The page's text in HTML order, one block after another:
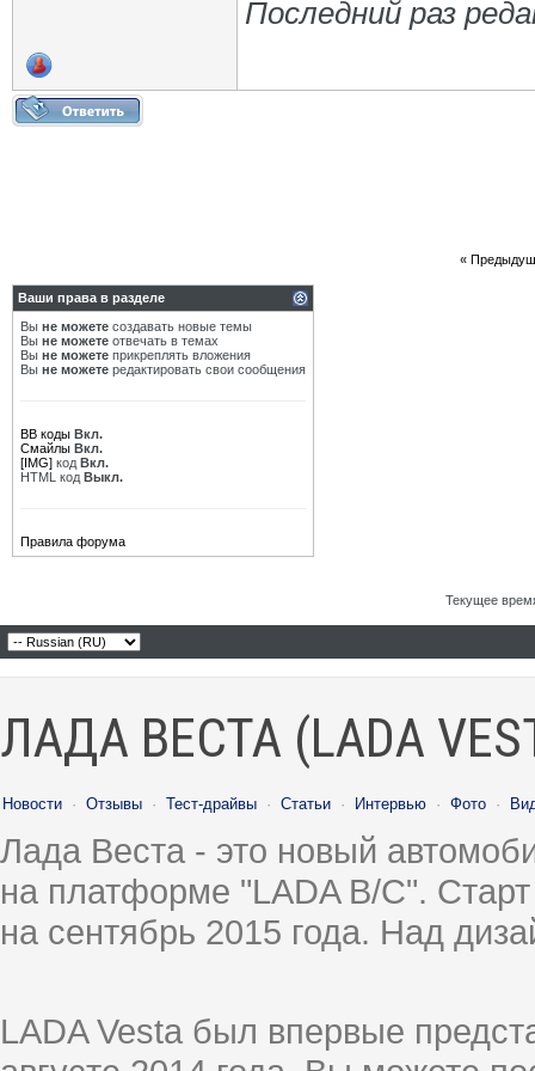
Последний раз
«
Ваши права в разделе
Вы не можете создавать новые темы
Вы не можете отвечать в темах
Вы не можете прикреплять вложения
Вы не можете редактировать свои сообщения
BB коды Вкл.
Смайлы Вкл.
[IMG] код Вкл.
HTML код Выкл.
Правила форума
Текущее
ЛАДА ВЕСТА (LADA
Новости · Отзывы · Тест-драйвы · Статьи · Интервью · Фото ·
Лада Веста - это новый
на платформе "LADA B/C".
на сентябрь 2015 года. Над
LADA Vesta был впервые